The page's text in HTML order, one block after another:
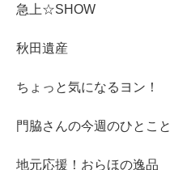
急上☆SHOW
秋田遺産
ちょっと気になるヨン！
門脇さんの今週のひとこと
地元応援！おらほの逸品